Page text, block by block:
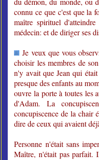
connu ce que c'est que la
maître spirituel
médecin: et de diriger ses
Je veux que vous
choisir les membres de
n'y avait que Jean qui
presque des enfants au
ouvre la porte à toutes les
d'Adam. La
concupiscence de la chair
dire de ceux qui avaient
Personne n'était sans
Maître, n'était pas parfait.